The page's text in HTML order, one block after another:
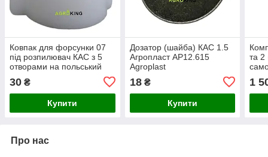
Ковпак для форсунки 07
під розпилювач КАС з 5
отворами на польський
30 ₴
Купити
Дозатор (шайба) КАС 1.5
Агропласт AP12.615
Agroplast
18₴
Купити
та 2
1
Про нас